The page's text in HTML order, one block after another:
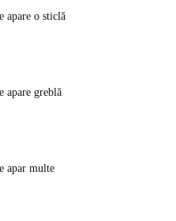
apare o sticlă
apare greblă
apar multe